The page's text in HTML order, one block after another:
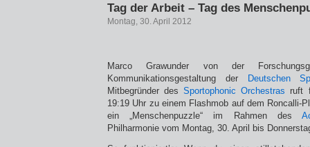
Tag der Arbeit – Tag des
Montag, 30. April 2012
Marco Grawunder von der
Kommunikationsgestaltung der
Deutschen
Mitbegründer desSportophonic Orchestras ruft
19:19 Uhr zu einem Flashmob auf dem Roncalli-
ein „Menschenpuzzle“ im Rahmen des
Philharmonie vom Montag, 30. April bis